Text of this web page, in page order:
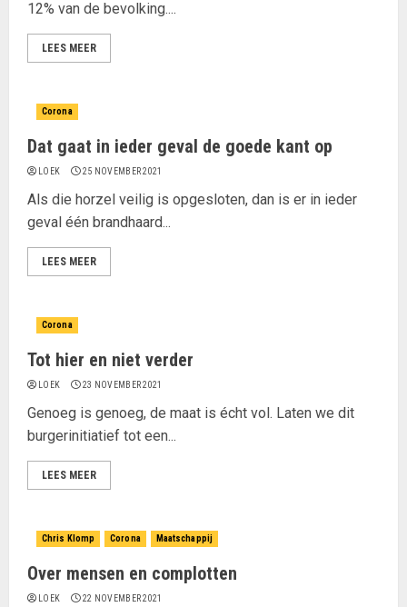
12% van de bevolking....
LEES MEER
Corona
Dat gaat in ieder geval de goede kant op
LOEK 25 NOVEMBER 2021
Als die horzel veilig is opgesloten, dan is er in ieder
geval één brandhaard...
LEES MEER
Corona
Tot hier en niet verder
LOEK 23 NOVEMBER 2021
Genoeg is genoeg, de maat is écht vol. Laten we dit
burgerinitiatief tot een...
LEES MEER
Chris Klomp Corona Maatschappij
Over mensen en complotten
LOEK 22 NOVEMBER 2021